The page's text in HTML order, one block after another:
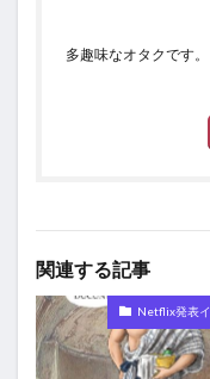
多趣味なオタクです。
関連する記事
Netflix発表